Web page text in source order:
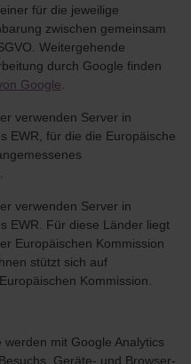
für die jeweilige
zwischen gemeinsam
Weitergehende
durch Google finden
Google.
verwenden Server in
EWR, für die die Europäische
verwenden Server in
EWR. Für diese Länder liegt
Europäischen Kommission
stützt sich auf
Kommission.
mit Google Analytics
Geräte- und Browser-